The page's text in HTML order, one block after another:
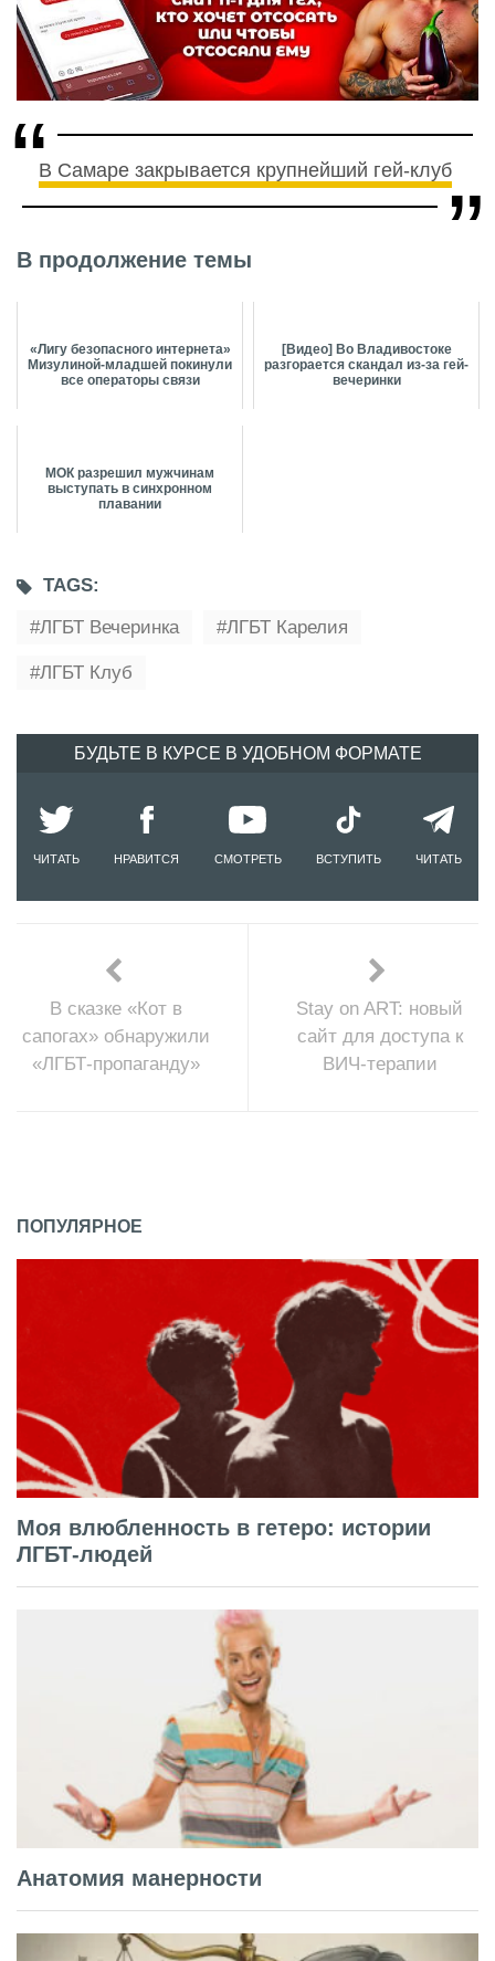
В Самаре закрывается крупнейший гей-клуб
В продолжение темы
«Лигу безопасного интернета»
Мизулиной-младшей покинули
все операторы связи
[Видео] Во Владивостоке
разгорается скандал из-за гей-
вечеринки
МОК разрешил мужчинам
выступать в синхронном
плавании
TAGS:
ЛГБТ Вечеринка
ЛГБТ Карелия
ЛГБТ Клуб
БУДЬТЕ В КУРСЕ В УДОБНОМ ФОРМАТЕ
ЧИТАТЬ НРАВИТСЯ СМОТРЕТЬ ВСТУПИТЬ ЧИТАТЬ
В сказке «Кот в
сапогах» обнаружили
«ЛГБТ-пропаганду»
Stay on ART: новый
сайт для доступа к
ВИЧ-терапии
ПОПУЛЯРНОЕ
Моя влюбленность в гетеро: истории
ЛГБТ-людей
Анатомия манерности